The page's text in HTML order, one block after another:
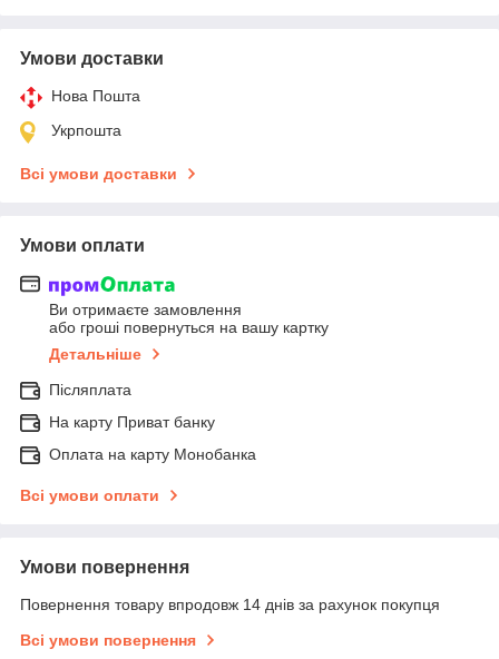
Умови доставки
Нова Пошта
Укрпошта
Всі умови доставки
Умови оплати
Ви отримаєте замовлення
або гроші повернуться на вашу картку
Детальніше
Післяплата
На карту Приват банку
Оплата на карту Монобанка
Всі умови оплати
Умови повернення
Повернення товару впродовж 14 днів за рахунок покупця
Всі умови повернення